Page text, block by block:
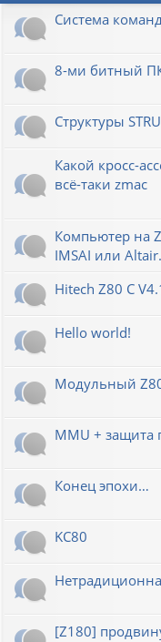
Система
8-ми битный
Структуры
Какой кросс-
всё-таки zmac
Компьютер на
IMSAI или Altair.
Hitech Z80 C
Hello world!
Модульный
MMU + защита
Конец эпохи…
KC80
[Z180]